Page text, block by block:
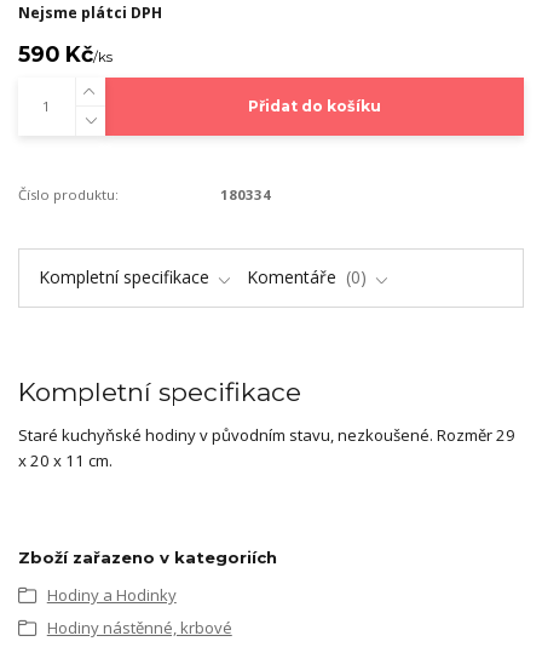
Nejsme plátci DPH
590 Kč/ks
Přidat do košíku
Číslo produktu: 180334
Kompletní specifikace Komentáře 0
Kompletní specifikace
Staré kuchyňské hodiny v původním stavu, nezkoušené. Rozměr 29
x 20 x 11 cm.
Zboží zařazeno v kategoriích
Hodiny a Hodinky
Hodiny nástěnné, krbové